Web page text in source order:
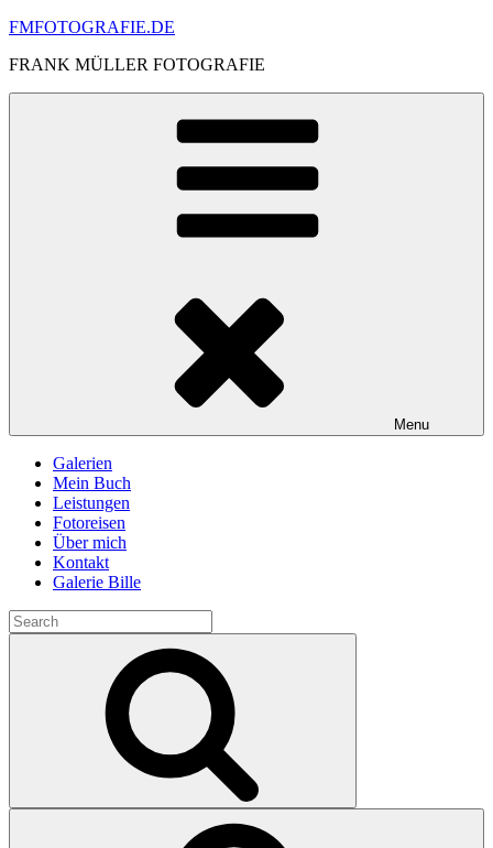
Skip
content
FMFOTOGRAFIE.DE
FRANK MÜLLER FOTOGRAFIE
Menu
Galerien
Mein Buch
Leistungen
Fotoreisen
Über mich
Kontakt
Galerie Bille
Search
for: